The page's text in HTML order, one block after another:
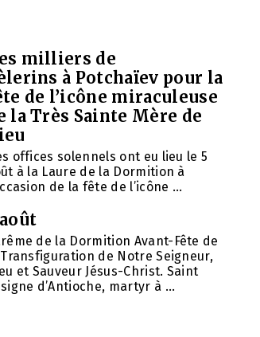
milliers de
à Potchaïev pour la
de l’icône miraculeuse
la Très Sainte Mère de
offices solennels ont eu lieu le 5
à la Laure de la Dormition à
de la fête de l’icône ...
de la Dormition Avant-Fête de
de Notre Seigneur,
et Sauveur Jésus-Christ. Saint
d’Antioche, martyr à ...